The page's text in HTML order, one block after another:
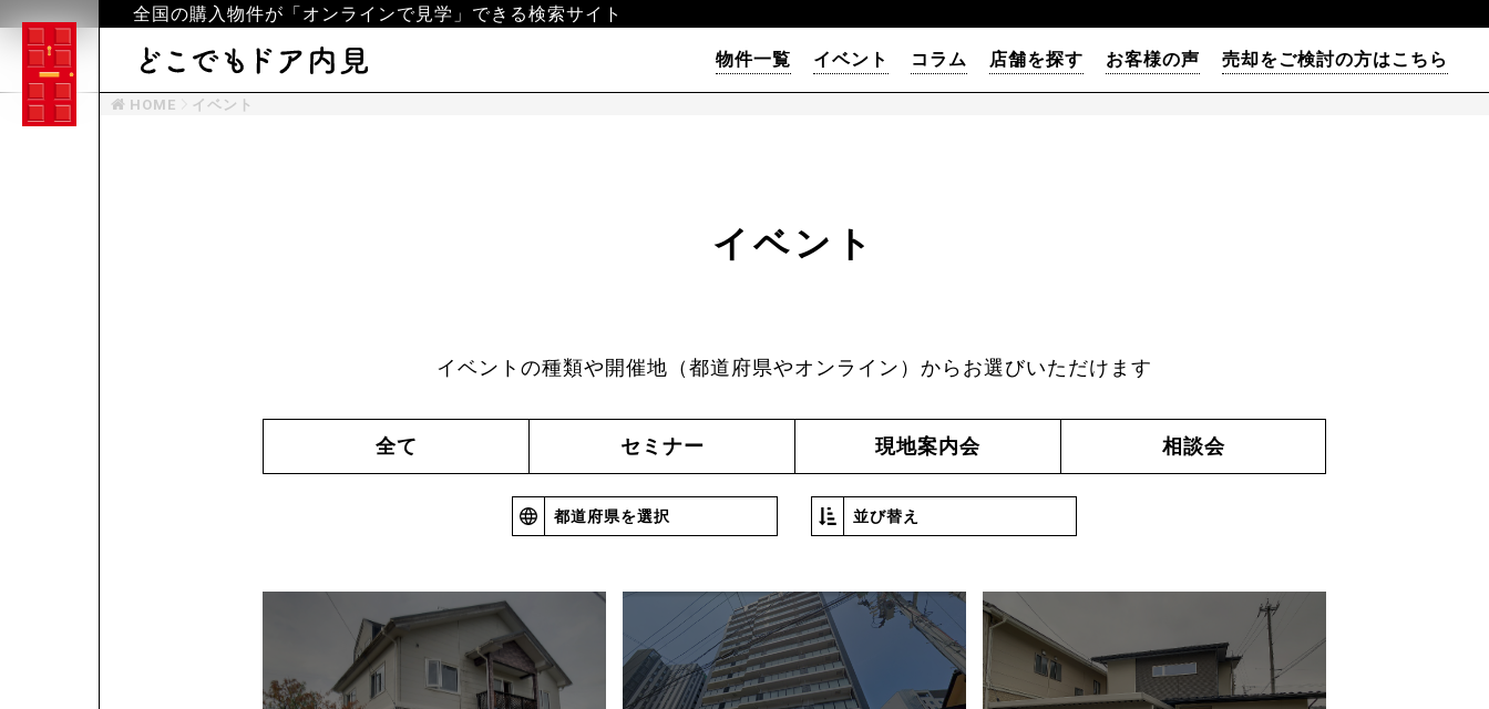
全国の購入物件が「オンラインで見学」できる検索サイト
物件一覧 イベント コラム 店舗を探す お客様の声 売却をご検討の方はこちら
HOME イベント
イベント
イベントの種類や開催地（都道府県やオンライン）からお選びいただけます
全て セミナー 現地案内会 相談会
都道府県を選択 並び替え